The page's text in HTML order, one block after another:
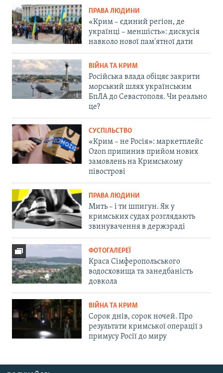
ПРАВА ЛЮДИНИ
«Крим – єдиний регіон, де
українці – меншість»: дискусія
навколо нової пам'ятної дати
ВІЙНА ТА КРИМ
Російська влада обіцяє закрити
морський шлях українським
БпЛА до Севастополя. Чи реально
це?
СУСПІЛЬСТВО
«Крим – не Росія»: маркетплейс
Ozon припинив прийом нових
замовлень на Кримському
півострові
ПРАВА ЛЮДИНИ
Мить – і ти шпигун. Як у
кримських судах розглядають
звинувачення в держзраді
ФОТОГАЛЕРЕЇ
Краса Сімферопольського
водосховища та занедбаність
довкола
ВІЙНА ТА КРИМ
Сорок днів, сорок ночей. Про
результати кримської операції з
примусу Росії до миру